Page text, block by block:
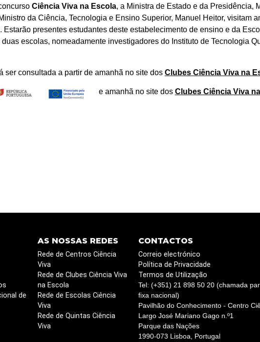
Ciência Viva na Escola, a Ministra de Estado e da Presidência,
da Ciência, Tecnologia e Ensino Superior, Manuel Heitor, visitam
Estarão presentes estudantes deste estabelecimento de ensino e da
escolas, nomeadamente investigadores do Instituto de Tecnologia
ser consultada a partir de amanhã no site dos Clubes Ciência Viva na
e amanhã no site dos Clubes Ciência Viva
de
AS NOSSAS REDES
Rede de Centros Ciência
Viva
Rede de Clubes Ciência Viva
na Escola
Rede de Escolas Ciência
Viva
Rede de Quintas Ciência
Viva
CONTACTOS
Correio electrónico
Política de Privacidade
Termos de Utilização
Tel: (+351) 21 898 50 20 (chamada
fixa nacional)
Pavilhão do Conhecimento - Centro
Largo José Mariano Gago n.º1
Parque das Nações
1990-073 Lisboa, Portugal